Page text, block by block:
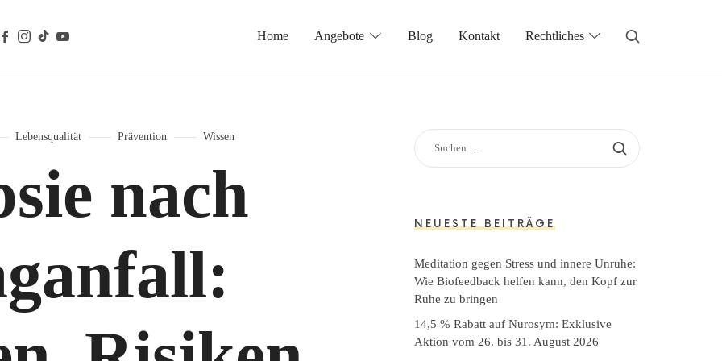
Home Angebote Blog Kontakt Rechtliches
Lebensqualität Prävention Wissen
nach
SUCHEN
NACH:
NEUESTE BEITRÄGE
Meditation gegen Stress und innere Unruhe:
Wie Biofeedback helfen kann, den Kopf zur
Ruhe zu bringen
14,5 % Rabatt auf Nurosym: Exklusive
Aktion vom 26. bis 31. August 2026